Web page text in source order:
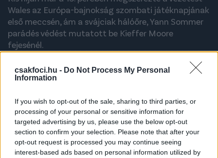
csakfoci.hu - Do Not Process My Personal
Information
If you wish to opt-out of the sale, sharing to third parties, or
processing of your personal or sensitive information for
targeted advertising by us, please use the below opt-out
section to confirm your selection. Please note that after your
opt-out request is processed you may continue seeing
interest-based ads based on personal information utilized by
Wales az Európa-bajnokság szombati játéknapjának
első meccsén, ám a svájciak hálóőre, Yann Sommer
parádés védést mutatott be Kieffer Moore
fejesénél.
NYIKES ZOLTÁN
2021. JÚNIUS 12., SZOMBAT 15:42
A legfrissebb hírekért kövess minket a
CsakfociGoogle News oldalán is!
Íme, Sommer bravúrja